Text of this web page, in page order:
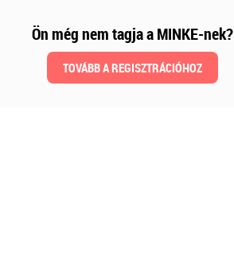
Ön még nem tagja a MINKE-nek?
TOVÁBB A REGISZTRÁCIÓHOZ